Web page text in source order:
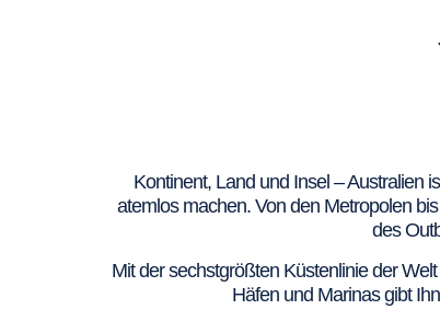
Kontinent, Land und Insel – Australien
atemlos machen. Von den Metropolen
des
Mit der sechstgrößten Küstenlinie der
Häfen und Marinas gibt